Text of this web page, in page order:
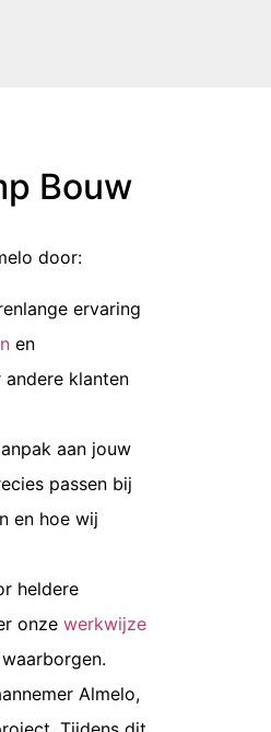
Bouw
door:
ervaring
en
andere klanten
aan jouw
passen bij
en hoe wij
heldere
onze werkwijze
Almelo,